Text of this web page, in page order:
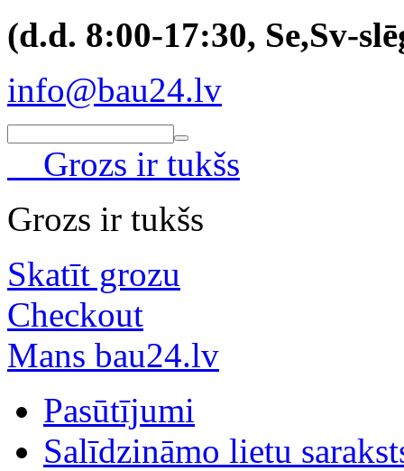
(d.d. 8:00-17:30, Se,Sv-
info@bau24.lv
Grozs ir tukšs
Grozs ir tukšs
Skatīt grozu
Checkout
Mans bau24.lv
Pasūtījumi
Salīdzināmo lietu